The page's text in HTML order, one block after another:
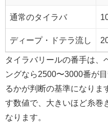
通常のタイラバ
ディープ・ドテラ流し
タイラバリールの番手は、
ングなら2500〜3000番が
るかが判断の基準になりま
す数値で、大きいほど糸巻
なります。